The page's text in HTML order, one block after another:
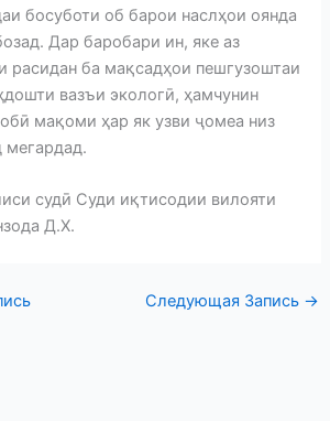
босуботи об барои наслҳои оянда
Дар баробари ин, яке аз
расидан ба мақсадҳои пешгузоштаи
вазъи экологӣ, ҳамчунин
мақоми ҳар як узви ҷомеа низ
мегардад.
судӣ Суди иқтисодии вилояти
Д.Х.
Следующая Запись →